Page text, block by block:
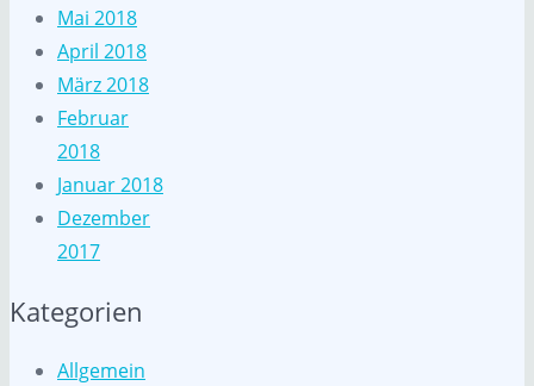
Mai 2018
April 2018
März 2018
Februar
2018
Januar 2018
Dezember
2017
Kategorien
Allgemein